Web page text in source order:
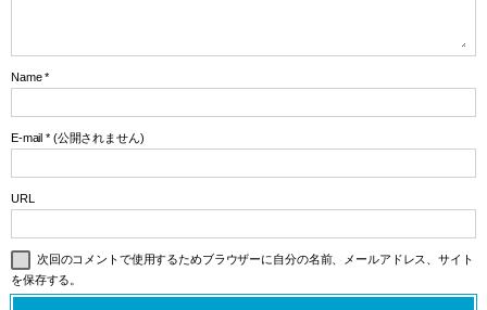
Name *
E-mail *(公開されません)
URL
次回のコメントで使用するためブラウザーに自分の名前、メールアドレス、サイト
を保存する。